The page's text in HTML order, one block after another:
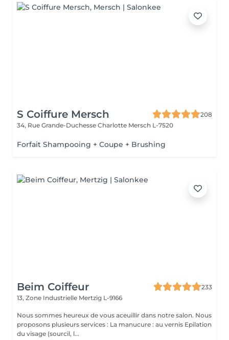
S Coiffure Mersch
208
34, Rue Grande-Duchesse Charlotte Mersch L-7520
Forfait Shampooing + Coupe + Brushing
Beim Coiffeur
233
13, Zone Industrielle Mertzig L-9166
Nous sommes heureux de vous aceuillir dans notre salon. Nous
proposons plusieurs services : La manucure : au vernis Epilation
du visage (sourcil, l...